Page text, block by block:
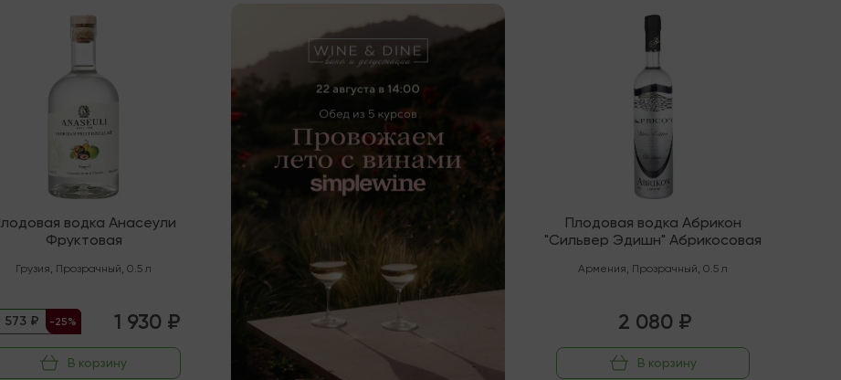
водка Анасеули
Фруктовая
Грузия, Прозрачный, 0.5 л
573 ₽ -25% 1 930 ₽
В корзину
Плодовая водка Абрикон
"Сильвер Эдишн" Абрикосовая
Армения, Прозрачный,0.5 л
2 080 ₽
В корзину